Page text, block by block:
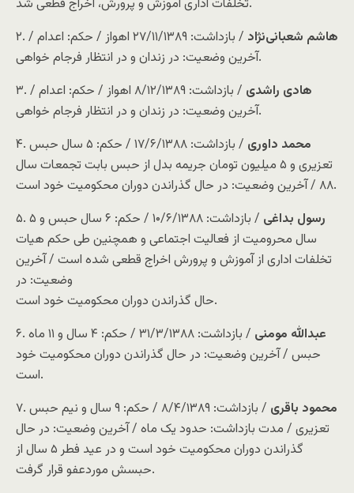
تخلفات اداری آموزش و پرورش، اخراج قطعی شد.
۲.‌
هاشم شعبانی‌نژاد
/ بازداشت: ۲۷/۱۱/۱۳۸۹ اهواز / حکم: اعدام /
آخرین وضعیت: در زندان و در انتظار فرجام خواهی.
۳.‌
هادی راشدی
/ بازداشت: ۸/۱۲/۱۳۸۹ اهواز / حکم: اعدام /
آخرین وضعیت: در زندان و در انتظار فرجام خواهی.
۴.
محمد داوری
/ بازداشت: ۱۷/۶/۱۳۸۸ / حکم: ۵ سال حبس
تعزیری و ۵ میلیون تومان جریمه بدل از حبس بابت تجمعات سال
۸۸ / آخرین وضعیت: در حال گذراندن دوران محکومیت خود است.
۵.
رسول بداغی
/ بازداشت: ۱۰/۶/۱۳۸۸ / حکم: ۶ سال حبس و ۵
سال محرومیت از فعالیت اجتماعی و همچنین طی حکم هیات
تخلفات اداری از آموزش و پرورش اخراج قطعی شده است / آخرین
وضعیت: در
حال گذراندن دوران محکومیت خود است.
۶.
عبدالله مومنی
/ بازداشت: ۳۱/۳/۱۳۸۸ / حکم: ۴ سال و ۱۱ ماه
حبس / آخرین وضعیت: در حال گذراندن دوران محکومیت خود
است.
۷.
محمود باقری
/ بازداشت: ۸/۴/۱۳۸۹ / حکم: ۹ سال و نیم حبس
تعزیری / مدت بازداشت: حدود یک ماه / آخرین وضعیت: در حال
گذراندن دوران محکومیت خود است و در عید فطر ۵ سال از
حبسش موردعفو قرار گرفت.